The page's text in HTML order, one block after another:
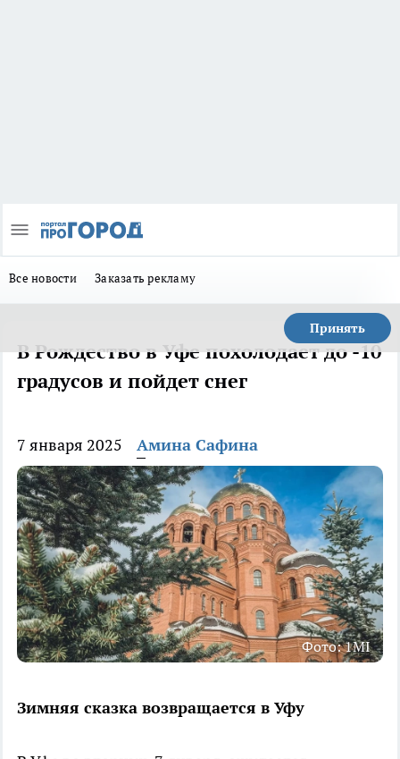
Все новости Заказать рекламу
Принять
В Рождество в Уфе похолодает до -10
градусов и пойдет снег
7 января 2025 Амина Сафина
Фото: 1MI
Зимняя сказка возвращается в Уфу